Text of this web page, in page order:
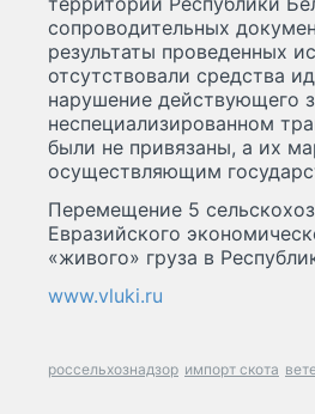
сопроводительных
результаты проведенных
отсутствовали средства
нарушение действующего
неспециализированном
были не привязаны, а их
осуществляющим
Перемещение 5
Евразийского
«живого» груза в
www.vluki.ru
россельхознадзор импорт скота